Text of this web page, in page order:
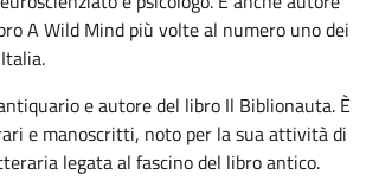
A Wild Mind più volte al numero uno dei
e autore del libro Il Biblionauta. È
e manoscritti, noto per la sua attività di
legata al fascino del libro antico.